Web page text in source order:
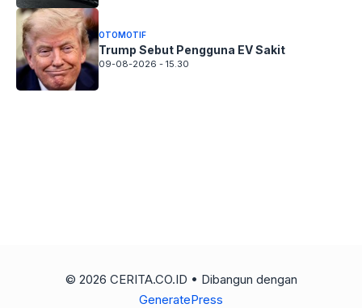
OTOMOTIF
Trump Sebut Pengguna EV Sakit
09-08-2026 - 15.30
© 2026 CERITA.CO.ID • Dibangun dengan
GeneratePress